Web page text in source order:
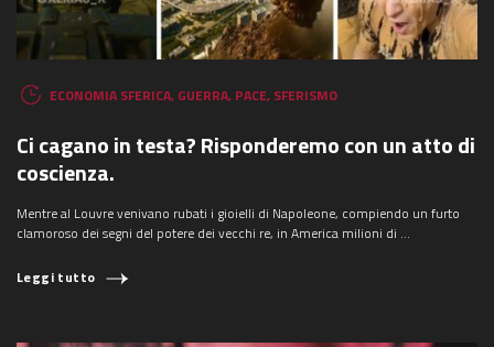
ECONOMIA SFERICA, GUERRA, PACE, SFERISMO
Ci cagano in testa? Risponderemo con un atto di
coscienza.
Mentre al Louvre venivano rubati i gioielli di Napoleone, compiendo un furto
clamoroso dei segni del potere dei vecchi re, in America milioni di ...
Leggi tutto